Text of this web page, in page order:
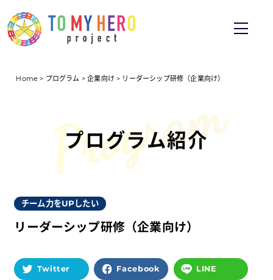
Home > プログラム >企業向け > リーダーシップ研修（企業向け）
プログラム紹介
チーム力をUPしたい
リーダーシップ研修（企業向け）
Twitter Facebook LINE